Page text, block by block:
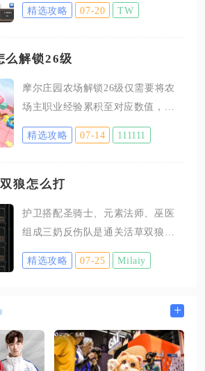
训练获得，同时还能通过部落援
兵种。想要正式解锁野猪骑士，大
重油训练营，并将这座建筑升级到2
级，解锁之后兵种图标就会出现在
训练列表当中，未达到建筑等级
生产。野猪骑士属于暗黑兵种，每
次训练都会消耗固定数量的暗黑重
油，训练完成后会存放在兵营空位
兵
精选攻略 07-20 TW
么解锁26级
摩尔庄园农场解锁26级仅需要将农
场主职业经验累积至对应数值，等
级达标后自动解锁绵羊饲养权限与
更多可开垦农田，核心阻碍大多是
验停止增长。想要稳定冲到26级，
务、规划作物种植三类核心经验渠
道，同时搭配采集、畜牧、钓鱼补
充剩余经验缺口，避免浪费每日经
农场主晋升任务，若跳过该流程，
后续所有种植、养殖、订单产生的
经验都会无法计入等级进度，直接
精选攻略 07-14 111111
狼怎么打
护卫搭配圣骑士、元素法师、巫医
组成三奶反伤队是通关活草双狼的
最优稳定方案，全程依靠护卫嘲讽
反伤消耗两只幻境巨狼，无高额输
备并把控嘲讽释放节奏，四星四十
狼后直接获取任务道具去活草，顺
利推进瘟疫村净化支线任务。活草
精选攻略 07-25 Milaiy
+